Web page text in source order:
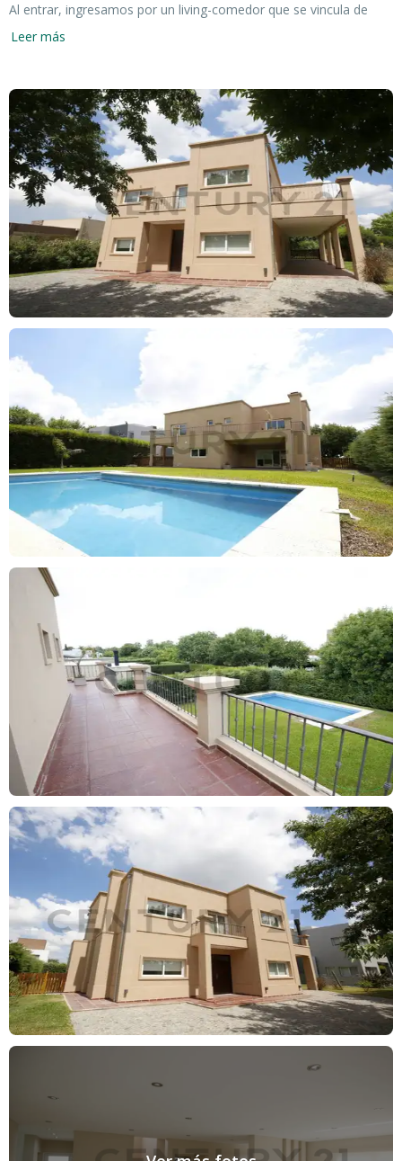
Al entrar, ingresamos por un living-comedor que se vincula de
manera armónica con una galería y un hermoso jardín. La cocina
también cochera para dos vehiculos y una piscina para disfrutar
en los días soleados. En esta planta, encontrarás un baño
completo y un dormitorio, que también puede ser utilizado como
oficina.
Planta Alta:
En la planta superior, se ubican 3 dormitorios, siendo uno de ellos
en suite con baño privado y vestidor. Hay un baño completo
adicional que comparten los otros dormitorios. Un amplio
distribuidor ofrece el espacio perfecto para un playroom o una
sala de estar íntima, y podrás disfrutar de encantadoras vistas
desde los balcones o terrazas.
Cuenta con una superficie construida total de 273,59 m², y cuenta
con todas las terminaciones necesarias para una ocupación
inmediata.
Ubicada en Barrancas de Iraola, este barrio cuenta con seguridad
24 hs, SUM, cancha de futbol y basquet, gimnasio y plaza con
juegos infantiles.
Francisco Errico y Rafaela Ostrofsky Matrícula Col. 7292 l Col.
7487 Teléfonos de contacto (0********
Todas las propiedades que figuran en esta publicación se
encuentran a cargo del profesional matriculado Francisco Errico y
Rafaela Ostrofsky, Matrícula Col. 7292 l Col. 7487 por lo tanto la
intermediación y la conclusión de las operaciones serán llevadas
exclusivamente por él. En cumplimiento de la Ley 10.973 de la
Provincia de Buenos Aires, Ley Nacional 25.028, Ley Nacional
20.266, Ley 22.802 de Lealtad Comercial, Ley 24.240 de Defensa
al Consumidor, las normas del Código Civil y Comercial de la
Nación y Constitucionales, los asesores o agentes NO ejercen el
corretaje inmobiliario. Todas las operaciones inmobiliarias son
objeto de intermediación y conclusión por parte del martillero y
corredor colegiado, cuyos datos se exhiben en el nombre de la
inmobiliaria.
Ley 5115: EXCEPTO que en la descripción de la propiedad se
indique lo contrario, el edificio puede no contar con rampa para
personas con movilidad reducida, y no ser Accesible para
personas con discapacidades físicas.
Venta sujeta a la obtención del COTI por parte del propietario.
Las medidas son aproximadas, las reales surgen del título o plano
de mensura.
Las reservas se toman exclusivamente en la inmobiliaria con el
matriculado Col. 7292 l Col. 7487
Leer más